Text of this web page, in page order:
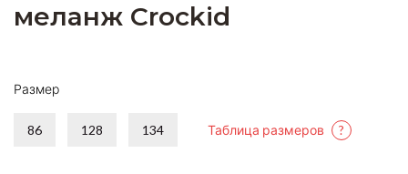
меланж Crockid
Размер
86 128 134 Таблица размеров ?